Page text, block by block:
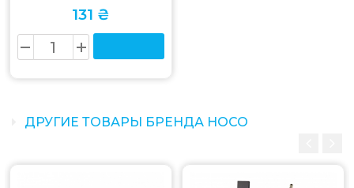
131 ₴
ДРУГИЕ ТОВАРЫ БРЕНДА HOCO